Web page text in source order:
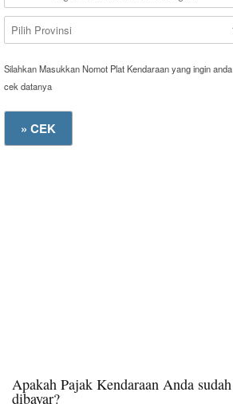
Silahkan Masukkan Nomot Plat Kendaraan yang ingin anda
cek datanya
Apakah Pajak Kendaraan Anda sudah
dibayar?